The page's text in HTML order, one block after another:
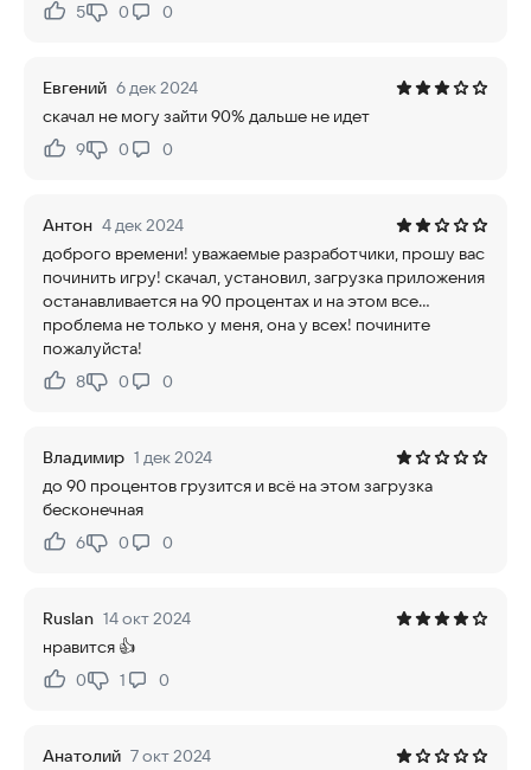
Нравится:
5Не нравится:
0 0
Евгений 6 дек 2024
скачал не могу зайти 90% дальше не идет
Нравится:
9Не нравится:
0 0
Антон 4 дек 2024
доброго времени! уважаемые разработчики, прошу вас
починить игру! скачал, установил, загрузка приложения
останавливается на 90 процентах и на этом все...
проблема не только у меня, она у всех! почините
пожалуйста!
Нравится:
8Не нравится:
0 0
Владимир 1 дек 2024
до 90 процентов грузится и всё на этом загрузка
бесконечная
Нравится:
6Не нравится:
0 0
Ruslan 14 окт 2024
нравится 👍
Нравится:
0Не нравится:
1 0
Анатолий 7 окт 2024